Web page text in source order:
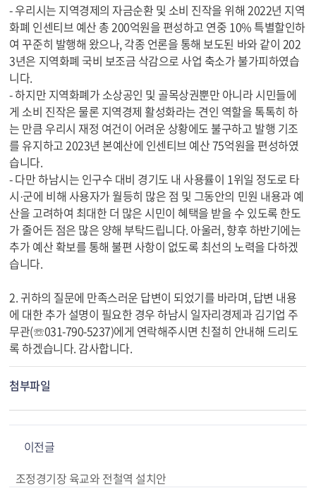
- 우리시는 지역경제의 자금순환 및 소비 진작을 위해 2022년 지역
화폐 인센티브 예산 총 200억원을 편성하고 연중 10% 특별할인하
여 꾸준히 발행해 왔으나, 각종 언론을 통해 보도된 바와 같이 202
3년은 지역화폐 국비 보조금 삭감으로 사업 축소가 불가피하였습
니다.
- 하지만 지역화폐가 소상공인 및 골목상권뿐만 아니라 시민들에
게 소비 진작은 물론 지역경제 활성화라는 견인 역할을 톡톡히 하
는 만큼 우리시 재정 여건이 어려운 상황에도 불구하고 발행 기조
를 유지하고 2023년 본예산에 인센티브 예산 75억원을 편성하였
습니다.
- 다만 하남시는 인구수 대비 경기도 내 사용률이 1위일 정도로 타
시·군에 비해 사용자가 월등히 많은 점 및 그동안의 민원 내용과 예
산을 고려하여 최대한 더 많은 시민이 혜택을 받을 수 있도록 한도
가 줄어든 점은 많은 양해 부탁드립니다. 아울러, 향후 하반기에는
추가 예산 확보를 통해 불편 사항이 없도록 최선의 노력을 다하겠
습니다.
2. 귀하의 질문에 만족스러운 답변이 되었기를 바라며, 답변 내용
에 대한 추가 설명이 필요한 경우 하남시 일자리경제과 김기업 주
무관(☏031-790-5237)에게 연락해주시면 친절히 안내해 드리도
록 하겠습니다. 감사합니다.
첨부파일
이전글
조정경기장 육교와 전철역 설치안